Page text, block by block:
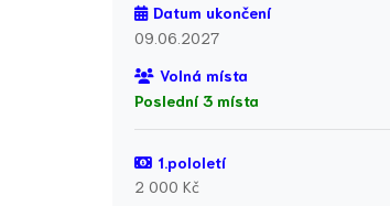
Datum ukončení
09.06.2027
Volná místa
Poslední 3 místa
1.pololetí
2 000 Kč